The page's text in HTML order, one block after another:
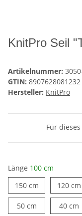
KnitPro Seil
Artikelnummer:
GTIN: 8907628081232
Hersteller: KnitPro
Für
Länge 100 cm
150 cm150 cm120 cm
50 cm50 cm 40 cm